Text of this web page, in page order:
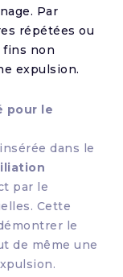
Par
répétées ou
fins non
expulsion.
pour le
dans le
par le
Cette
le
de même une